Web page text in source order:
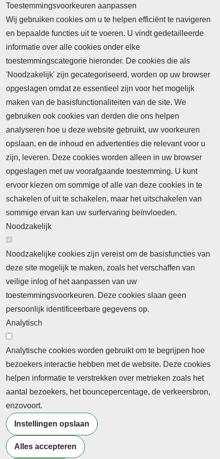
Toestemmingsvoorkeuren aanpassen
Wij gebruiken cookies om u te helpen efficiënt te navigeren
en bepaalde functies uit te voeren. U vindt gedetailleerde
informatie over alle cookies onder elke
toestemmingscategorie hieronder. De cookies die als
'Noodzakelijk' zijn gecategoriseerd, worden op uw browser
opgeslagen omdat ze essentieel zijn voor het mogelijk
maken van de basisfunctionaliteiten van de site. We
gebruiken ook cookies van derden die ons helpen
analyseren hoe u deze website gebruikt, uw voorkeuren
opslaan, en de inhoud en advertenties die relevant voor u
zijn, leveren. Deze cookies worden alleen in uw browser
opgeslagen met uw voorafgaande toestemming. U kunt
ervoor kiezen om sommige of alle van deze cookies in te
schakelen of uit te schakelen, maar het uitschakelen van
sommige ervan kan uw surfervaring beïnvloeden.
Noodzakelijk
Noodzakelijke cookies zijn vereist om de basisfuncties van
deze site mogelijk te maken, zoals het verschaffen van
veilige inlog of het aanpassen van uw
toestemmingsvoorkeuren. Deze cookies slaan geen
persoonlijk identificeerbare gegevens op.
Analytisch
Analytische cookies worden gebruikt om te begrijpen hoe
bezoekers interactie hebben met de website. Deze cookies
helpen informatie te verstrekken over metrieken zoals het
aantal bezoekers, het bouncepercentage, de verkeersbron,
enzovoort.
Instellingen opslaan
Alles accepteren
Nieuws
Neem contact op
Algemene Leveringsvoorwaarden
Cookieverklaring
Privacyverklaring
Abonnementinformatie Inlogprocedure
Nieuws
Laatste nieuws
Meld u aan voor onze nieuwsbrief
Ontvang 2 keer per maand de nieuwsbrief met
persberichten, actualiteiten, nieuws en personalia uit het
beroepsonderwijs.
©2026 Profiel Actueel